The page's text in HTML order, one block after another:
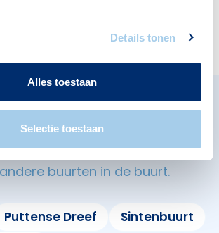
Details tonen
Alles toestaan
Selectie toestaan
Restaurants
4
buurten in
buurten in de buurt.
Puttense Dreef
Sintenbuurt